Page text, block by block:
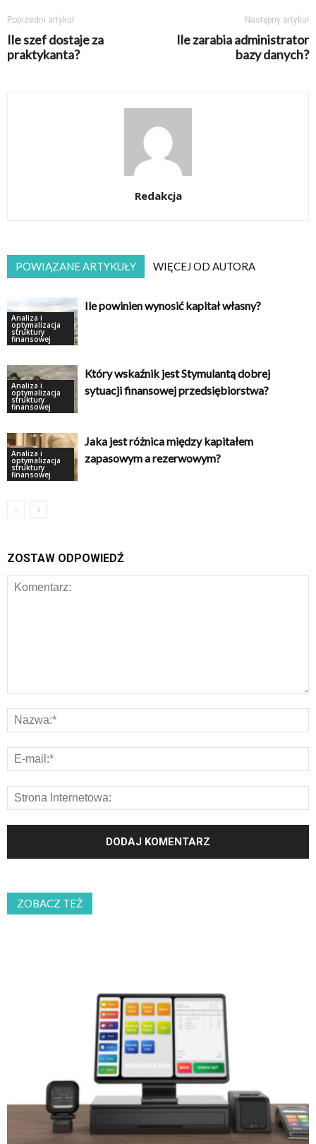
Poprzedni artykuł
Ile szef dostaje za
praktykanta?
Następny artykuł
Ile zarabia administrator
bazy danych?
Redakcja
POWIĄZANE ARTYKUŁY WIĘCEJ OD AUTORA
Analiza i
optymalizacja
struktury
finansowej
Ile powinien wynosić kapitał własny?
Analiza i
optymalizacja
struktury
finansowej
Który wskaźnik jest Stymulantą dobrej
sytuacji finansowej przedsiębiorstwa?
Analiza i
optymalizacja
struktury
finansowej
Jaka jest różnica między kapitałem
zapasowym a rezerwowym?
ZOSTAW ODPOWIEDŹ
ZOBACZ TEŻ